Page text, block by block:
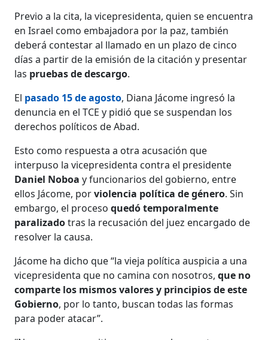
Previo a la cita, la vicepresidenta, quien se encuentra
en Israel como embajadora por la paz, también
deberá contestar al llamado en un plazo de cinco
días a partir de la emisión de la citación y presentar
las pruebas de descargo.
El pasado 15 de agosto, Diana Jácome ingresó la
denuncia en el TCE y pidió que se suspendan los
derechos políticos de Abad.
Esto como respuesta a otra acusación que
interpuso la vicepresidenta contra el presidente
Daniel Noboa y funcionarios del gobierno, entre
ellos Jácome, porviolencia política de género. Sin
embargo, el procesoquedó temporalmente
paralizadotras la recusación del juez encargado de
resolver la causa.
Jácome ha dicho que “la vieja política auspicia a una
vicepresidenta que no camina con nosotros,que no
comparte los mismos valores y principios de este
Gobierno, por lo tanto, buscan todas las formas
para poder atacar”.